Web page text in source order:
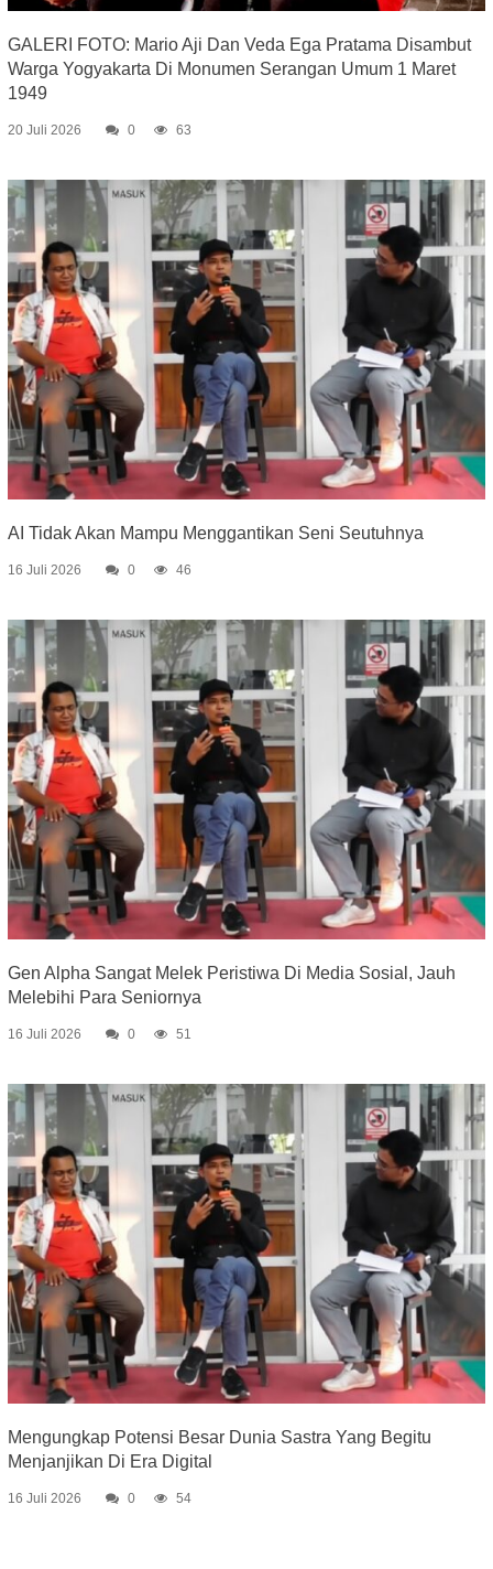
GALERI FOTO: Mario Aji Dan Veda Ega Pratama Disambut
Warga Yogyakarta Di Monumen Serangan Umum 1 Maret
1949
20 Juli 2026 0 63
AI Tidak Akan Mampu Menggantikan Seni Seutuhnya
16 Juli 2026 0 46
Gen Alpha Sangat Melek Peristiwa Di Media Sosial, Jauh
Melebihi Para Seniornya
16 Juli 2026 0 51
Mengungkap Potensi Besar Dunia Sastra Yang Begitu
Menjanjikan Di Era Digital
16 Juli 2026 0 54